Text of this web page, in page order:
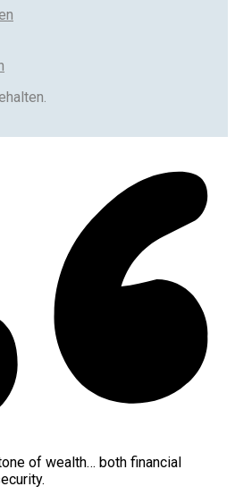
of wealth… both financial